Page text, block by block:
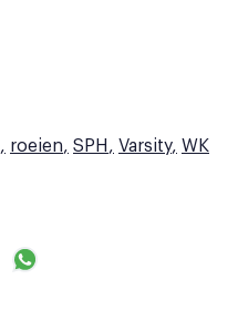
roeien SPH Varsity WK